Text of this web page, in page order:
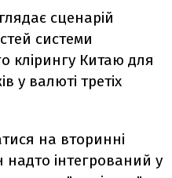
сценарій
системи
клірингу Китаю для
у валюті третіх
на вторинні
надто інтегрований у